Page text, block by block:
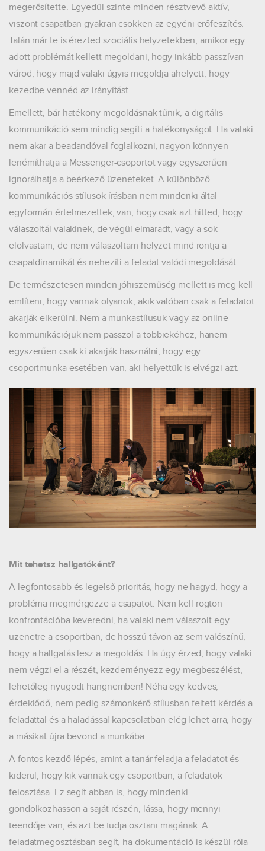
megerősítette. Egyedül szinte minden résztvevő aktív,
viszont csapatban gyakran csökken az egyéni erőfeszítés.
Talán már te is érezted szociális helyzetekben, amikor egy
adott problémát kellett megoldani, hogy inkább passzívan
várod, hogy majd valaki úgyis megoldja ahelyett, hogy
kezedbe vennéd az irányítást.
Emellett, bár hatékony megoldásnak tűnik, a digitális
kommunikáció sem mindig segíti a hatékonyságot. Ha valaki
nem akar a beadandóval foglalkozni, nagyon könnyen
lenémíthatja a Messenger-csoportot vagy egyszerűen
ignorálhatja a beérkező üzeneteket. A különböző
kommunikációs stílusok írásban nem mindenki által
egyformán értelmezettek, van, hogy csak azt hitted, hogy
válaszoltál valakinek, de végül elmaradt, vagy a sok
elolvastam, de nem válaszoltam helyzet mind rontja a
csapatdinamikát és nehezíti a feladat valódi megoldását.
De természetesen minden jóhiszeműség mellett is meg kell
említeni, hogy vannak olyanok, akik valóban csak a feladatot
akarják elkerülni. Nem a munkastílusuk vagy az online
kommunikációjuk nem passzol a többiekéhez, hanem
egyszerűen csak ki akarják használni, hogy egy
csoportmunka esetében van, aki helyettük is elvégzi azt.
Mit tehetsz hallgatóként?
A legfontosabb és legelső prioritás, hogy ne hagyd, hogy a
probléma megmérgezze a csapatot. Nem kell rögtön
konfrontációba keveredni, ha valaki nem válaszolt egy
üzenetre a csoportban, de hosszú távon az sem valószínű,
hogy a hallgatás lesz a megoldás. Ha úgy érzed, hogy valaki
nem végzi el a részét, kezdeményezz egy megbeszélést,
lehetőleg nyugodt hangnemben! Néha egy kedves,
érdeklődő, nem pedig számonkérő stílusban feltett kérdés a
feladattal és a haladással kapcsolatban elég lehet arra, hogy
a másikat újra bevond a munkába.
A fontos kezdő lépés, amint a tanár feladja a feladatot és
kiderül, hogy kik vannak egy csoportban, a feladatok
felosztása. Ez segít abban is, hogy mindenki
gondolkozhasson a saját részén, lássa, hogy mennyi
teendője van, és azt be tudja osztani magának. A
feladatmegosztásban segít, ha dokumentáció is készül róla